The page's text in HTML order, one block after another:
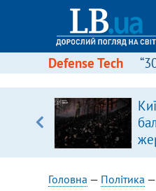
Defense Tech
Головна — Політика —